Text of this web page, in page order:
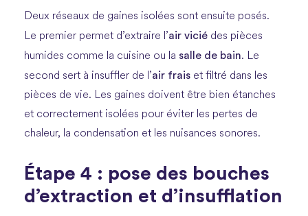
Deux réseaux de gaines isolées sont ensuite posés.
Le premier permet d’extraire l’air vicié des pièces
humides comme la cuisine ou la salle de bain. Le
second sert à insuffler de l’air frais et filtré dans les
pièces de vie. Les gaines doivent être bien étanches
et correctement isolées pour éviter les pertes de
chaleur, la condensation et les nuisances sonores.
Étape 4 : pose des bouches
d’extraction et d’insufflation